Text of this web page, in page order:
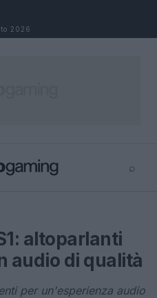
2026
⌕
altoparlanti
audio di qualità
per un'esperienza audio